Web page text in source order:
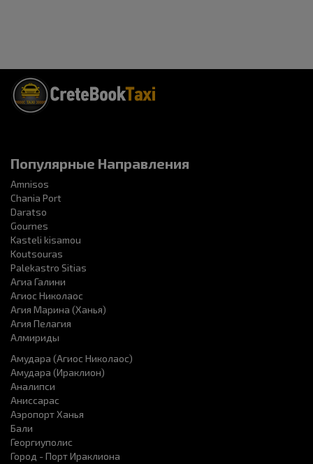
Популярные Направления
Amnisos
Chania Port
Daratso
Gournes
Kasteli kisamou
Koutsouras
Palekastro Sitias
Агиа Галини
Агиос Николаос
Агия Марина (Ханья)
Агия Пелагия
Алмириды
Амудара (Агиос Николаос)
Амудара (Ираклион)
Аналипси
Аниссарас
Аэропорт Ханья
Бали
Георгиуполис
Город - Порт Ираклиона